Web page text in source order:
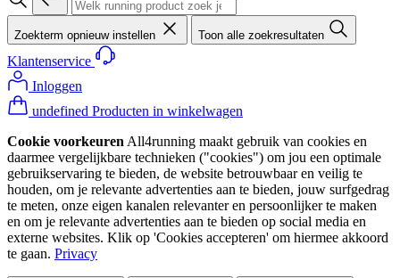
Zoekterm opnieuw instellen Toon alle zoekresultaten
Klantenservice
Inloggen
undefined Producten in winkelwagen
Cookie voorkeuren All4running maakt gebruik van cookies en
daarmee vergelijkbare technieken ("cookies") om jou een optimale
gebruikservaring te bieden, de website betrouwbaar en veilig te
houden, om je relevante advertenties aan te bieden, jouw surfgedrag
te meten, onze eigen kanalen relevanter en persoonlijker te maken
en om je relevante advertenties aan te bieden op social media en
externe websites. Klik op 'Cookies accepteren' om hiermee akkoord
te gaan. Privacy